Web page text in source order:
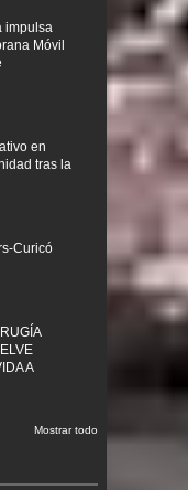
impulsa
Móvil
en
tras la
Curicó
A
Mostrar todo